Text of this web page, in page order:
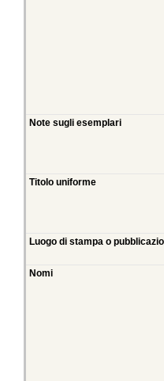
Note sugli esemplari
Titolo uniforme
Luogo di stampa o
Nomi